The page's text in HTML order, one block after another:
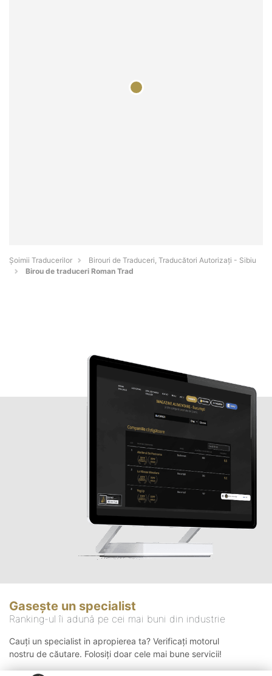
Șoimii Traducerilor
Birouri de Traduceri, Traducători Autorizați - Sibiu
Birou de traduceri Roman Trad
Gasește un specialist
Ranking-ul îi adună pe cei mai buni din industrie
Cauți un specialist in apropierea ta? Verificați motorul
nostru de căutare. Folosiți doar cele mai bune servicii!